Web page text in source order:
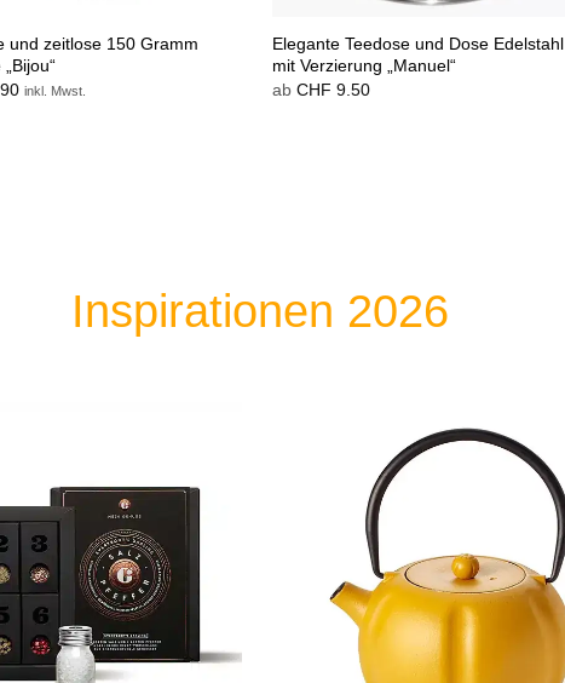
und zeitlose 150 Gramm
inkl. Mwst.
Elegante Teedose und Dose Edelstahl
mit Verzierung „Manuel“
ab CHF 9.50
Inspirationen 2026